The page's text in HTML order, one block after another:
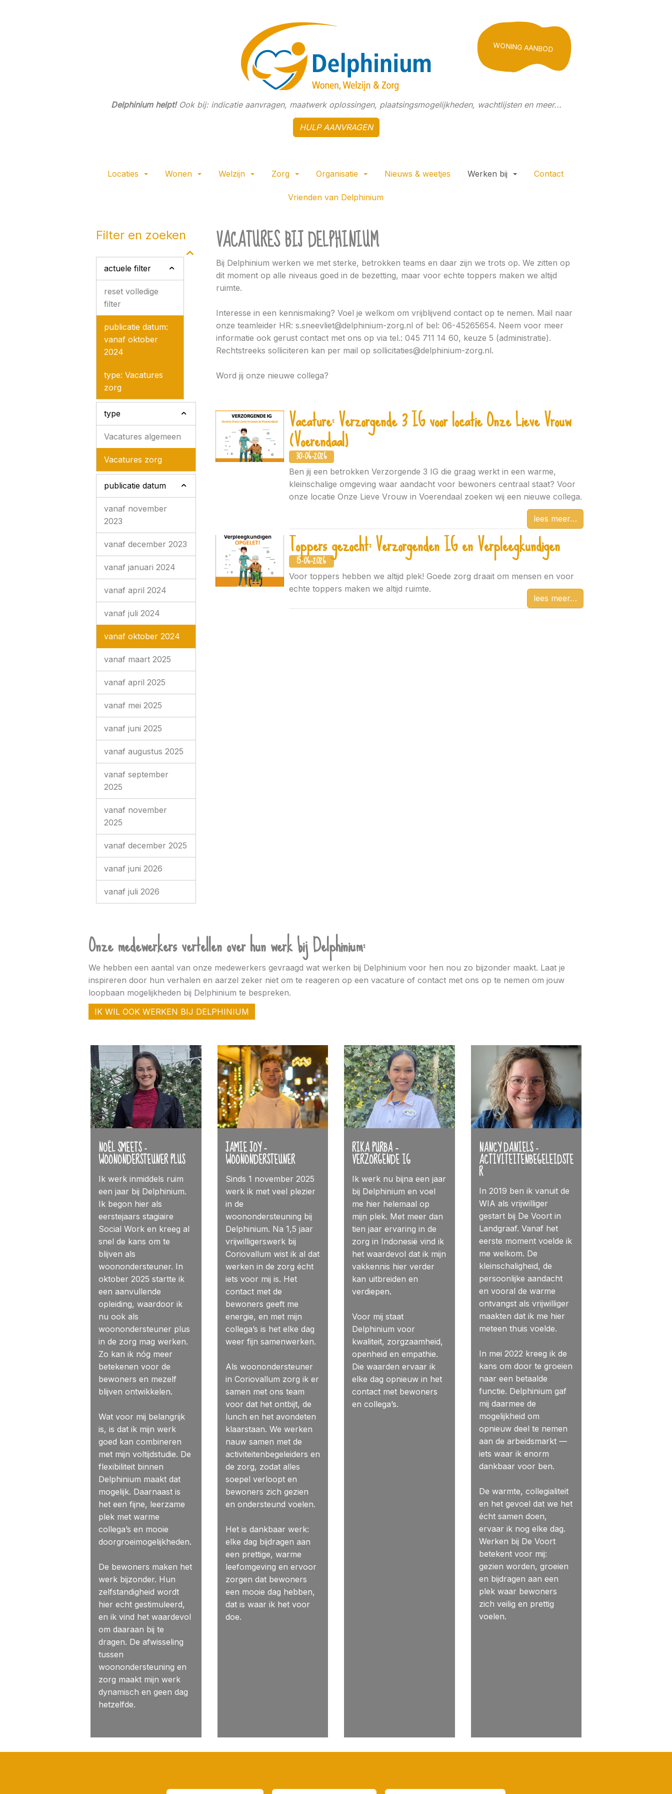
WONING AANBOD
Delphinium helpt! Ook bij: indicatie aanvragen, maatwerk oplossingen, plaatsingsmogelijkheden, wachtlijsten en meer...
HULP AANVRAGEN
Locaties Wonen Welzijn Zorg Organisatie Nieuws & weetjes Werken bij Contact
Vrienden van Delphinium
filter en zoeken
actuele filter
reset volledige
filter
publicatie datum:
vanaf oktober
2024
type: Vacatures
zorg
type
Vacatures algemeen
Vacatures zorg
publicatie datum
vanaf november
2023
vanaf december 2023
vanaf januari 2024
vanaf april 2024
vanaf juli 2024
vanaf oktober 2024
vanaf maart 2025
vanaf april 2025
vanaf mei 2025
vanaf juni 2025
vanaf augustus 2025
vanaf september
2025
vanaf november
2025
vanaf december 2025
vanaf juni 2026
vanaf juli 2026
VACATURES BIJ DELPHINIUM
Bij Delphinium werken we met sterke, betrokken teams en daar zijn we trots op. We zitten op
dit moment op alle niveaus goed in de bezetting, maar voor echte toppers maken we altijd
ruimte.
Interesse in een kennismaking? Voel je welkom om vrijblijvend contact op te nemen. Mail naar
onze teamleider HR: s.sneevliet@delphinium-zorg.nl of bel: 06-45265654. Neem voor meer
informatie ook gerust contact met ons op via tel.: 045 711 14 60, keuze 5 (administratie).
Rechtstreeks solliciteren kan per mail op sollicitaties@delphinium-zorg.nl.
Word jij onze nieuwe collega?
Vacature: Verzorgende 3 IG voor locatie Onze Lieve Vrouw
(Voerendaal)
30-06-2026
Ben jij een betrokken Verzorgende 3 IG die graag werkt in een warme,
kleinschalige omgeving waar aandacht voor bewoners centraal staat? Voor
onze locatie Onze Lieve Vrouw in Voerendaal zoeken wij een nieuwe collega.
lees meer
Toppers gezocht: Verzorgenden IG en Verpleegkundigen
15-06-2026
Voor toppers hebben we altijd plek! Goede zorg draait om mensen en voor
echte toppers maken we altijd ruimte.
lees meer
Onze medewerkers vertellen over hun werk bij Delphinium:
We hebben een aantal van onze medewerkers gevraagd wat werken bij Delphinium voor hen nou zo bijzonder maakt. Laat je
inspireren door hun verhalen en aarzel zeker niet om te reageren op een vacature of contact met ons op te nemen om jouw
loopbaan mogelijkheden bij Delphinium te bespreken.
IK WIL OOK WERKEN BIJ DELPHINIUM
NOËL SMEETS -
WOONONDERSTEUNER PLUS
Ik werk inmiddels ruim
een jaar bij Delphinium.
Ik begon hier als
eerstejaars stagiaire
Social Work en kreeg al
snel de kans om te
blijven als
woonondersteuner. In
oktober 2025 startte ik
een aanvullende
opleiding, waardoor ik
nu ook als
woonondersteuner plus
in de zorg mag werken.
Zo kan ik nóg meer
betekenen voor de
bewoners en mezelf
blijven ontwikkelen.
Wat voor mij belangrijk
is, is dat ik mijn werk
goed kan combineren
met mijn voltijdstudie. De
flexibiliteit binnen
Delphinium maakt dat
mogelijk. Daarnaast is
het een fijne, leerzame
plek met warme
collega’s en mooie
doorgroeimogelijkheden.
De bewoners maken het
werk bijzonder. Hun
zelfstandigheid wordt
hier echt gestimuleerd,
en ik vind het waardevol
om daaraan bij te
dragen. De afwisseling
tussen
woonondersteuning en
zorg maakt mijn werk
dynamisch en geen dag
hetzelfde.
JAMIE JOY –
WOONONDERSTEUNER
Sinds 1 november 2025
werk ik met veel plezier
in de
woonondersteuning bij
Delphinium. Na 1,5 jaar
vrijwilligerswerk bij
Coriovallum wist ik al dat
werken in de zorg écht
iets voor mij is. Het
contact met de
bewoners geeft me
energie, en met mijn
collega’s is het elke dag
weer fijn samenwerken.
Als woonondersteuner
in Coriovallum zorg ik er
samen met ons team
voor dat het ontbijt, de
lunch en het avondeten
klaarstaan. We werken
nauw samen met de
activiteitenbegeleiders en
de zorg, zodat alles
soepel verloopt en
bewoners zich gezien
en ondersteund voelen.
Het is dankbaar werk:
elke dag bijdragen aan
een prettige, warme
leefomgeving en ervoor
zorgen dat bewoners
een mooie dag hebben,
dat is waar ik het voor
doe.
RIKA PURBA –
VERZORGENDE IG
Ik werk nu bijna een jaar
bij Delphinium en voel
me hier helemaal op
mijn plek. Met meer dan
tien jaar ervaring in de
zorg in Indonesië vind ik
het waardevol dat ik mijn
vakkennis hier verder
kan uitbreiden en
verdiepen.
Voor mij staat
Delphinium voor
kwaliteit, zorgzaamheid,
openheid en empathie.
Die waarden ervaar ik
elke dag opnieuw in het
contact met bewoners
en collega’s.
NANCY DANIELS -
ACTIVITEITENBEGELEIDSTE
R
In 2019 ben ik vanuit de
WIA als vrijwilliger
gestart bij De Voort in
Landgraaf. Vanaf het
eerste moment voelde ik
me welkom. De
kleinschaligheid, de
persoonlijke aandacht
en vooral de warme
ontvangst als vrijwilliger
maakten dat ik me hier
meteen thuis voelde.
In mei 2022 kreeg ik de
kans om door te groeien
naar een betaalde
functie. Delphinium gaf
mij daarmee de
mogelijkheid om
opnieuw deel te nemen
aan de arbeidsmarkt —
iets waar ik enorm
dankbaar voor ben.
De warmte, collegialiteit
en het gevoel dat we het
écht samen doen,
ervaar ik nog elke dag.
Werken bij De Voort
betekent voor mij:
gezien worden, groeien
en bijdragen aan een
plek waar bewoners
zich veilig en prettig
voelen.